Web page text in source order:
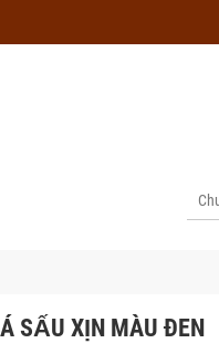
SẤU XỊN MÀU ĐEN